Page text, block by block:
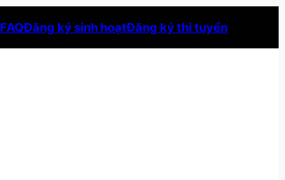
FAQĐăng ký sinh hoạtĐăng ký thi tuyển